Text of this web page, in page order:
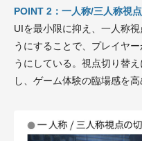
POINT 2：一人称/三人称視
UIを最小限に抑え、一人称
うにすることで、プレイヤ
うにしている。視点切り替
し、ゲーム体験の臨場感を高